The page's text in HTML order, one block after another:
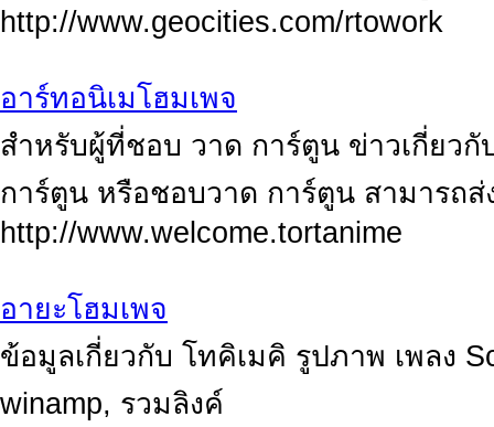
http://www.geocities.com/rtowork
อาร์ทอนิเมโฮมเพจ
สำหรับผู้ที่ชอบ วาด การ์ตูน ข่าวเกี่ยว
การ์ตูน หรือชอบวาด การ์ตูน สามารถส่
http://www.welcome.tortanime
อายะโฮมเพจ
ข้อมูลเกี่ยวกับ โทคิเมคิ รูปภาพ เพลง
winamp, รวมลิงค์